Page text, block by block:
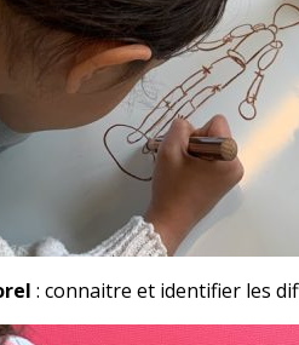
: connaitre et identifier les